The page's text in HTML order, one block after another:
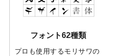
上の写真やイラスト素材が無料
リントのデザインテンプレー
しました。
フォント62種類
プロも使用するモリサワの